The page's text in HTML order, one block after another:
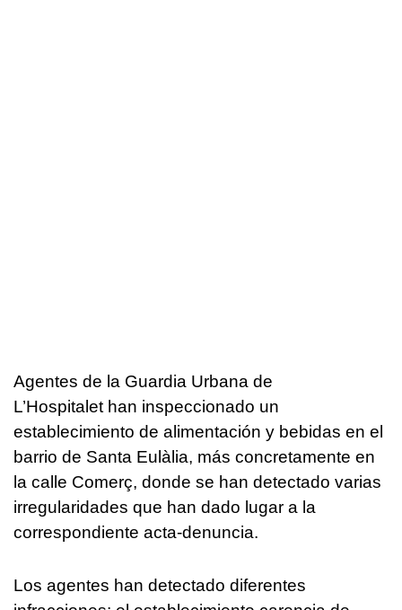
Agentes de la Guardia Urbana de
L’Hospitalet han inspeccionado un
establecimiento de alimentación y bebidas en el
barrio de Santa Eulàlia, más concretamente en
la calle Comerç, donde se han detectado varias
irregularidades que han dado lugar a la
correspondiente acta-denuncia.
Los agentes han detectado diferentes